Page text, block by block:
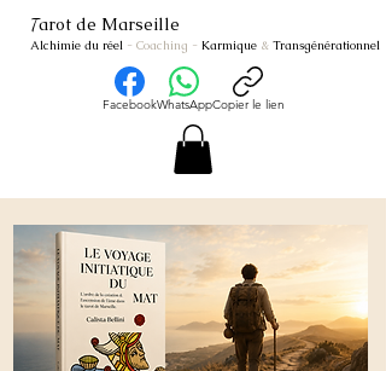
Tarot de Marseille
Alchimie du réel - Coaching - Karmique & Transgénérationnel
FacebookWhatsAppCopier le lien